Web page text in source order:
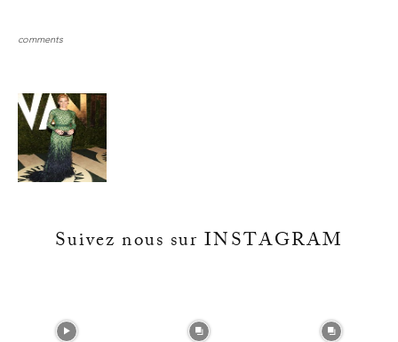
comments
Suivez nous sur INSTAGRAM